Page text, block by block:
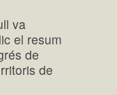
va
el resum
de
de